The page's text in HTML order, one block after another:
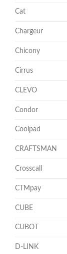
Cat
Chargeur
Chicony
Cirrus
CLEVO
Condor
Coolpad
CRAFTSMAN
Crosscall
CTMpay
CUBE
CUBOT
D-LINK